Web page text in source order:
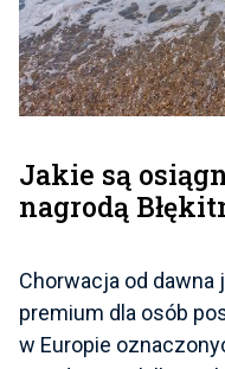
Jakie są
nagrodą
Chorwacja od dawna
premium dla osób
w Europie